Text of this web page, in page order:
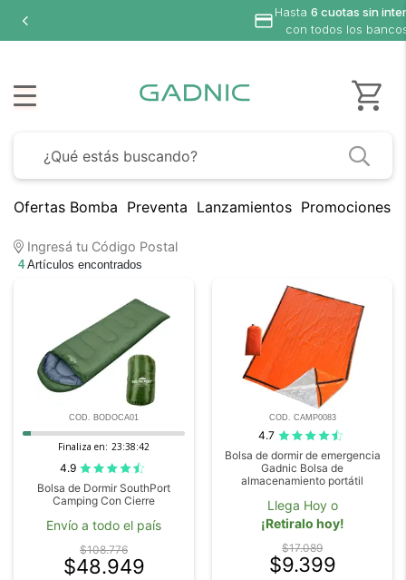
Hasta 6 cuotas sin
con todos los
Ofertas Bomba Preventa Lanzamientos Promociones
Ingresá tu Código Postal
4Artículos encontrados
COD. BODOCA01
Finaliza en: 23:38:42
4.9
Bolsa de Dormir SouthPort
Camping Con Cierre
Envío a todo el país
$108.776
$48.949
COD. CAMP0083
4.7
Bolsa de dormir de emergencia
Gadnic Bolsa de
almacenamiento portátil
Llega Hoy o
¡Retiralo hoy!
$17.089
$9.399